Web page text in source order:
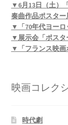
▼6月13日（土）
奏曲作品ポスタ
▼「70年代ヨー
▼展示会「ポス
▼「フランス映画
映画コレク
時代劇